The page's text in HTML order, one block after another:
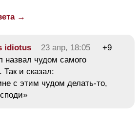
→
idiotus 23 апр, 18:05
+9
назвал чудом самого
Так и сказал:
с этим чудом делать-то,